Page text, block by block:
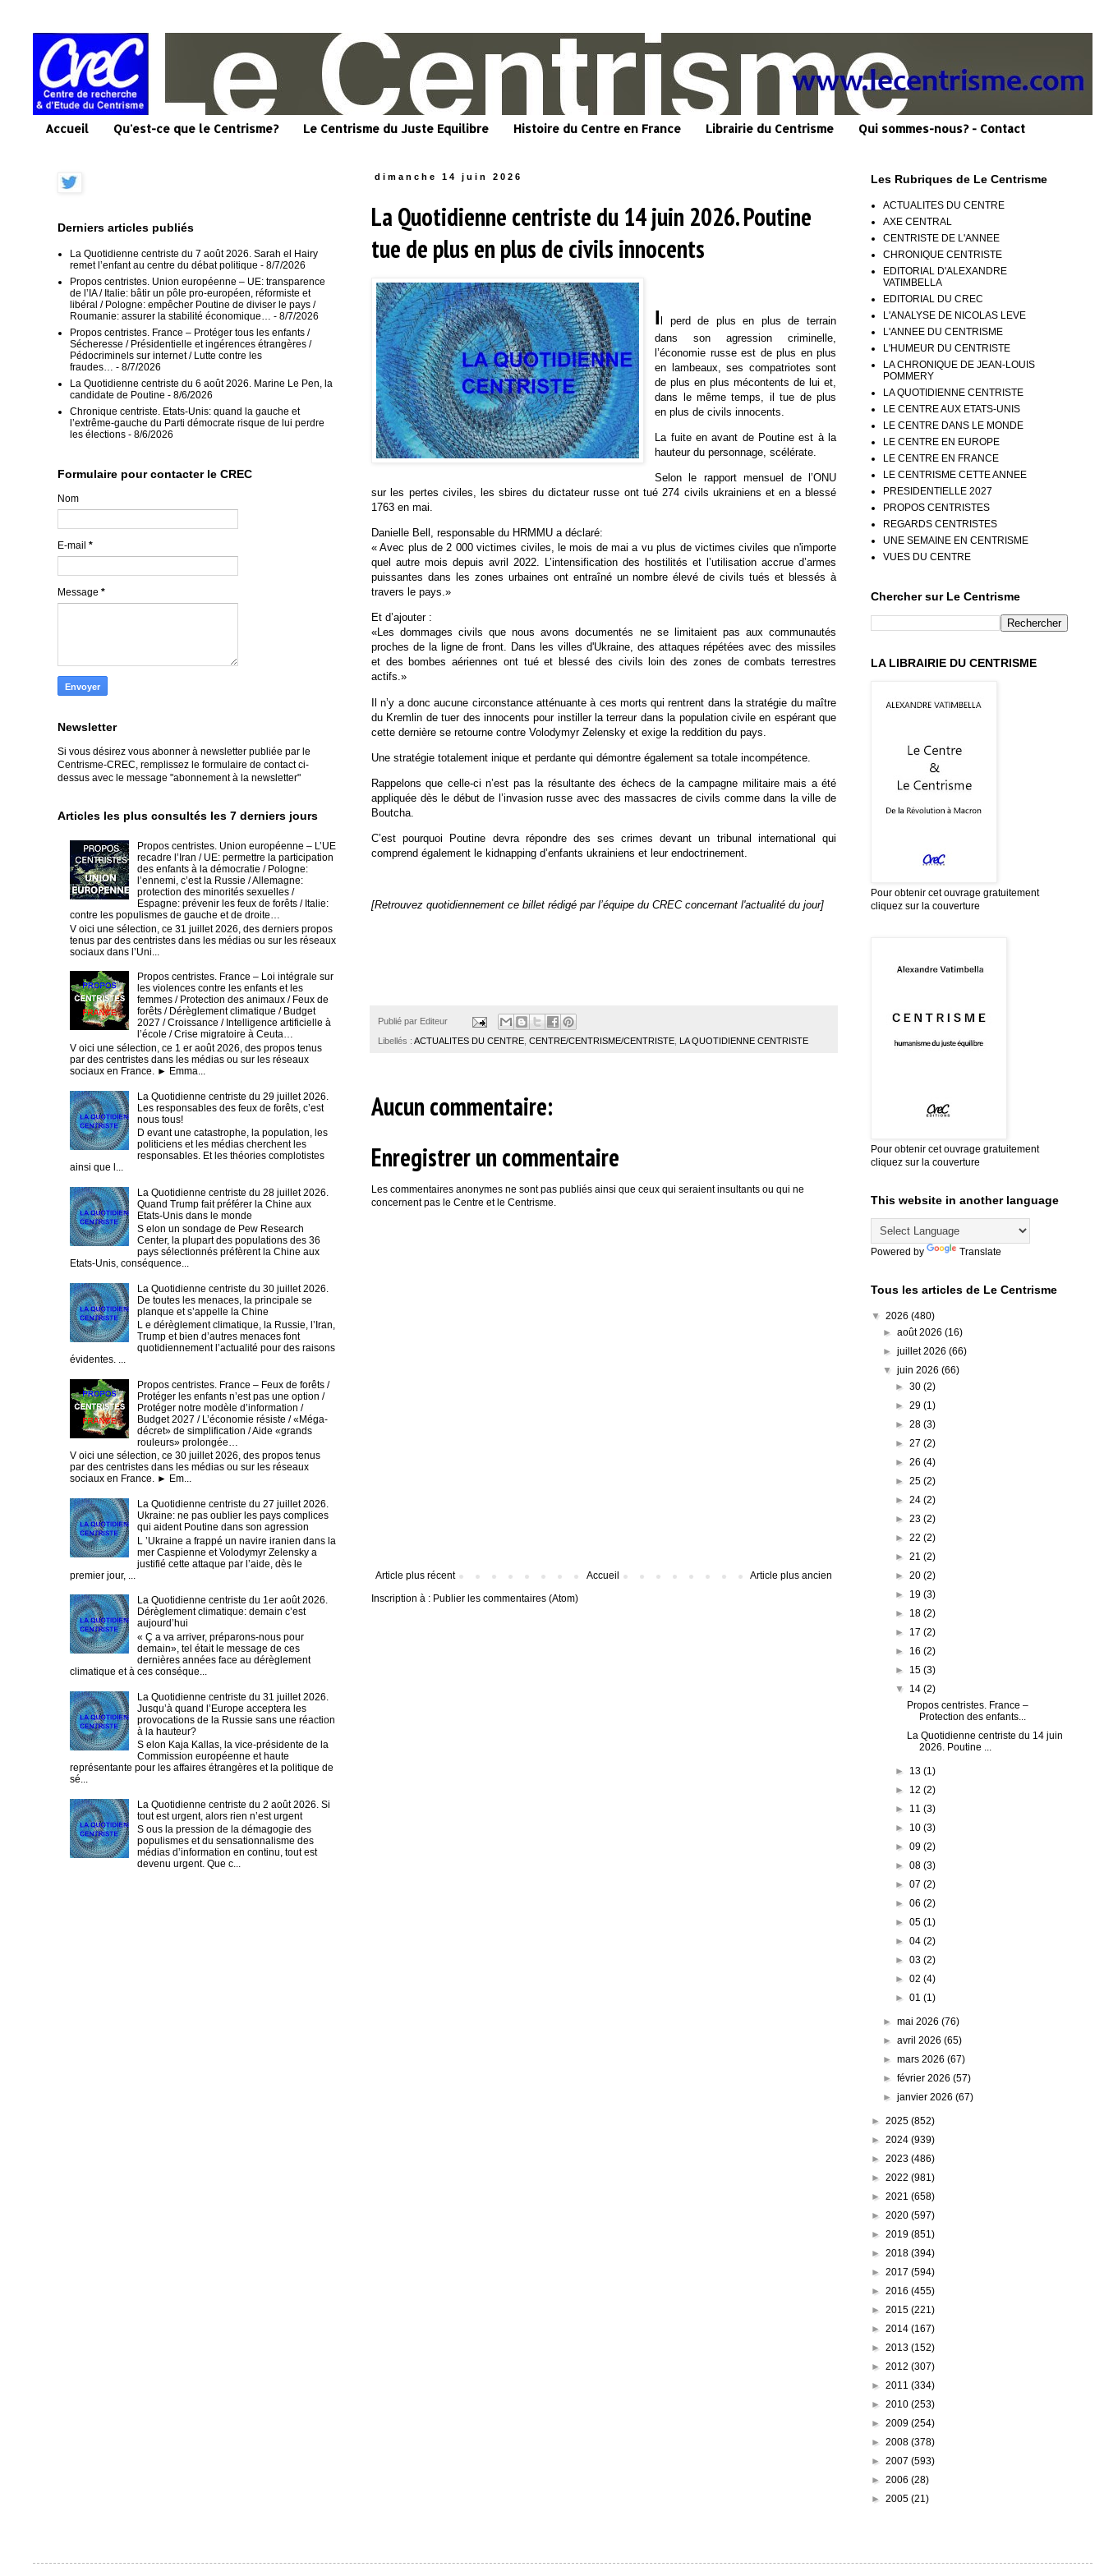
Accueil Qu'est-ce que le Centrisme? Le Centrisme du Juste Equilibre Histoire du Centre en France Librairie du Centrisme Qui sommes-nous? - Contact
dimanche 14 juin 2026
La Quotidienne centriste du 14 juin 2026. Poutine
tue de plus en plus de civils innocents
Il perd de plus en plus de terrain
dans son agression criminelle,
l’économie russe est de plus en plus
en lambeaux, ses compatriotes sont
de plus en plus mécontents de lui et,
dans le même temps, il tue de plus
en plus de civils innocents.
La fuite en avant de Poutine est à la
hauteur du personnage, scélérate.
Selon le rapport mensuel de l’ONU
sur les pertes civiles, les sbires du dictateur russe ont tué 274 civils ukrainiens et en a blessé
1763 en mai.
Danielle Bell, responsable du HRMMU a déclaré:
« Avec plus de 2 000 victimes civiles, le mois de mai a vu plus de victimes civiles que n'importe
quel autre mois depuis avril 2022. L’intensification des hostilités et l’utilisation accrue d’armes
puissantes dans les zones urbaines ont entraîné un nombre élevé de civils tués et blessés à
travers le pays.»
Et d’ajouter :
«Les dommages civils que nous avons documentés ne se limitaient pas aux communautés
proches de la ligne de front. Dans les villes d'Ukraine, des attaques répétées avec des missiles
et des bombes aériennes ont tué et blessé des civils loin des zones de combats terrestres
actifs.»
Il n’y a donc aucune circonstance atténuante à ces morts qui rentrent dans la stratégie du maître
du Kremlin de tuer des innocents pour instiller la terreur dans la population civile en espérant que
cette dernière se retourne contre Volodymyr Zelensky et exige la reddition du pays.
Une stratégie totalement inique et perdante qui démontre également sa totale incompétence.
Rappelons que celle-ci n’est pas la résultante des échecs de la campagne militaire mais a été
appliquée dès le début de l’invasion russe avec des massacres de civils comme dans la ville de
Boutcha.
C’est pourquoi Poutine devra répondre des ses crimes devant un tribunal international qui
comprend également le kidnapping d’enfants ukrainiens et leur endoctrinement.
[Retrouvez quotidiennement ce billet rédigé par l’équipe du CREC concernant l'actualité du jour]
Publié par Editeur
Libellés : ACTUALITES DU CENTRE, CENTRE/CENTRISME/CENTRISTE, LA QUOTIDIENNE CENTRISTE
Aucun commentaire:
Enregistrer un commentaire
Les commentaires anonymes ne sont pas publiés ainsi que ceux qui seraient insultants ou qui ne
concernent pas le Centre et le Centrisme.
Article plus récent Article plus ancien
Accueil
Inscription à : Publier les commentaires (Atom)
Derniers articles publiés
La Quotidienne centriste du 7 août 2026. Sarah el Hairy
remet l’enfant au centre du débat politique - 8/7/2026
Propos centristes. Union européenne – UE: transparence
de l’IA / Italie: bâtir un pôle pro-européen, réformiste et
libéral / Pologne: empêcher Poutine de diviser le pays /
Roumanie: assurer la stabilité économique…
- 8/7/2026
Propos centristes. France – Protéger tous les enfants /
Sécheresse / Présidentielle et ingérences étrangères /
Pédocriminels sur internet / Lutte contre les
fraudes…
- 8/7/2026
La Quotidienne centriste du 6 août 2026. Marine Le Pen, la
candidate de Poutine - 8/6/2026
Chronique centriste. Etats-Unis: quand la gauche et
l’extrême-gauche du Parti démocrate risque de lui perdre
les élections - 8/6/2026
Formulaire pour contacter le CREC
Nom
E-mail *
Message *
Newsletter
Si vous désirez vous abonner à newsletter publiée par le
Centrisme-CREC, remplissez le formulaire de contact ci-
dessus avec le message "abonnement à la newsletter"
Articles les plus consultés les 7 derniers jours
Propos centristes. Union européenne – L’UE
recadre l’Iran / UE: permettre la participation
des enfants à la démocratie / Pologne:
l’ennemi, c’est la Russie / Allemagne:
protection des minorités sexuelles /
Espagne: prévenir les feux de forêts / Italie:
contre les populismes de gauche et de droite…
V oici une sélection, ce 31 juillet 2026, des derniers propos
tenus par des centristes dans les médias ou sur les réseaux
sociaux dans l’Uni...
Propos centristes. France – Loi intégrale sur
les violences contre les enfants et les
femmes / Protection des animaux / Feux de
forêts / Dérèglement climatique / Budget
2027 / Croissance / Intelligence artificielle à
l’école / Crise migratoire à Ceuta…
V oici une sélection, ce 1 er août 2026, des propos tenus
par des centristes dans les médias ou sur les réseaux
sociaux en France. ► Emma...
La Quotidienne centriste du 29 juillet 2026.
Les responsables des feux de forêts, c’est
nous tous!
D evant une catastrophe, la population, les
politiciens et les médias cherchent les
responsables. Et les théories complotistes
ainsi que l...
La Quotidienne centriste du 28 juillet 2026.
Quand Trump fait préférer la Chine aux
Etats-Unis dans le monde
S elon un sondage de Pew Research
Center, la plupart des populations des 36
pays sélectionnés préfèrent la Chine aux
Etats-Unis, conséquence...
La Quotidienne centriste du 30 juillet 2026.
De toutes les menaces, la principale se
planque et s’appelle la Chine
L e dérèglement climatique, la Russie, l’Iran,
Trump et bien d’autres menaces font
quotidiennement l’actualité pour des raisons
évidentes. ...
Propos centristes. France – Feux de forêts /
Protéger les enfants n’est pas une option /
Protéger notre modèle d’information /
Budget 2027 / L’économie résiste / «Méga-
décret» de simplification / Aide «grands
rouleurs» prolongée…
V oici une sélection, ce 30 juillet 2026, des propos tenus
par des centristes dans les médias ou sur les réseaux
sociaux en France. ► Em...
La Quotidienne centriste du 27 juillet 2026.
Ukraine: ne pas oublier les pays complices
qui aident Poutine dans son agression
L ’Ukraine a frappé un navire iranien dans la
mer Caspienne et Volodymyr Zelensky a
justifié cette attaque par l’aide, dès le
premier jour, ...
La Quotidienne centriste du 1er août 2026.
Dérèglement climatique: demain c’est
aujourd’hui
« Ç a va arriver, préparons-nous pour
demain», tel était le message de ces
dernières années face au dérèglement
climatique et à ces conséque...
La Quotidienne centriste du 31 juillet 2026.
Jusqu’à quand l’Europe acceptera les
provocations de la Russie sans une réaction
à la hauteur?
S elon Kaja Kallas, la vice-présidente de la
Commission européenne et haute
représentante pour les affaires étrangères et la politique de
sé...
La Quotidienne centriste du 2 août 2026. Si
tout est urgent, alors rien n’est urgent
S ous la pression de la démagogie des
populismes et du sensationnalisme des
médias d’information en continu, tout est
devenu urgent. Que c...
Les Rubriques de Le Centrisme
ACTUALITES DU CENTRE
AXE CENTRAL
CENTRISTE DE L'ANNEE
CHRONIQUE CENTRISTE
EDITORIAL D'ALEXANDRE
VATIMBELLA
EDITORIAL DU CREC
L'ANALYSE DE NICOLAS LEVE
L'ANNEE DU CENTRISME
L'HUMEUR DU CENTRISTE
LA CHRONIQUE DE JEAN-LOUIS
POMMERY
LA QUOTIDIENNE CENTRISTE
LE CENTRE AUX ETATS-UNIS
LE CENTRE DANS LE MONDE
LE CENTRE EN EUROPE
LE CENTRE EN FRANCE
LE CENTRISME CETTE ANNEE
PRESIDENTIELLE 2027
PROPOS CENTRISTES
REGARDS CENTRISTES
UNE SEMAINE EN CENTRISME
VUES DU CENTRE
Chercher sur Le Centrisme
LA LIBRAIRIE DU CENTRISME
Pour obtenir cet ouvrage gratuitement
cliquez sur la couverture
Pour obtenir cet ouvrage gratuitement
cliquez sur la couverture
This website in another language
Powered by Translate
Tous les articles de Le Centrisme
▼ 2026 (480)
►août 2026(16)
►juillet 2026(66)
▼juin 2026(66)
► 30 (2)
► 29 (1)
► 28 (3)
► 27 (2)
► 26 (4)
► 25 (2)
► 24 (2)
► 23 (2)
► 22 (2)
► 21 (2)
► 20 (2)
► 19 (3)
► 18 (2)
► 17 (2)
► 16 (2)
► 15 (3)
▼ 14 (2)
Propos centristes. France –
Protection des enfants...
La Quotidienne centriste du 14 juin
2026. Poutine ...
► 13 (1)
► 12 (2)
► 11 (3)
► 10 (3)
► 09 (2)
► 08 (3)
► 07 (2)
► 06 (2)
► 05 (1)
► 04 (2)
► 03 (2)
► 02 (4)
► 01 (1)
►mai 2026(76)
►avril 2026(65)
►mars 2026(67)
►février 2026(57)
►janvier 2026(67)
► 2025 (852)
► 2024 (939)
► 2023 (486)
► 2022 (981)
► 2021 (658)
► 2020 (597)
► 2019 (851)
► 2018 (394)
► 2017 (594)
► 2016 (455)
► 2015 (221)
► 2014 (167)
► 2013 (152)
► 2012 (307)
► 2011 (334)
► 2010 (253)
► 2009 (254)
► 2008 (378)
► 2007 (593)
► 2006 (28)
► 2005 (21)